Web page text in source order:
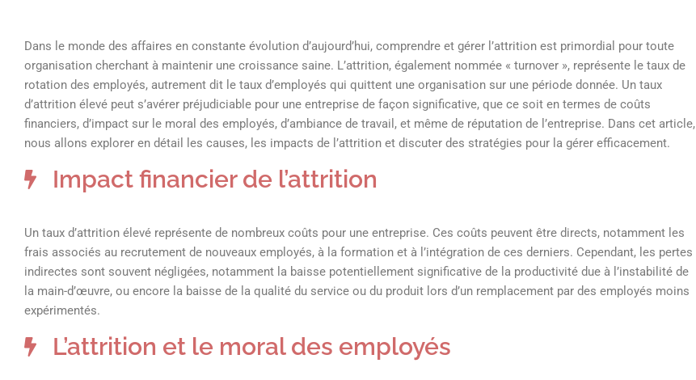
Dans le monde des affaires en constante évolution d’aujourd’hui, comprendre et gérer l’attrition est primordial pour toute
organisation cherchant à maintenir une croissance saine. L’attrition, également nommée « turnover », représente le taux de
rotation des employés, autrement dit le taux d’employés qui quittent une organisation sur une période donnée. Un taux
d’attrition élevé peut s’avérer préjudiciable pour une entreprise de façon significative, que ce soit en termes de coûts
financiers, d’impact sur le moral des employés, d’ambiance de travail, et même de réputation de l’entreprise. Dans cet article,
nous allons explorer en détail les causes, les impacts de l’attrition et discuter des stratégies pour la gérer efficacement.
Impact financier de l’attrition
Un taux d’attrition élevé représente de nombreux coûts pour une entreprise. Ces coûts peuvent être directs, notamment les
frais associés au recrutement de nouveaux employés, à la formation et à l’intégration de ces derniers. Cependant, les pertes
indirectes sont souvent négligées, notamment la baisse potentiellement significative de la productivité due à l’instabilité de
la main-d’œuvre, ou encore la baisse de la qualité du service ou du produit lors d’un remplacement par des employés moins
expérimentés.
L’attrition et le moral des employés